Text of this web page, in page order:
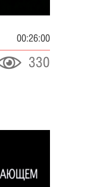
00:26:00
330